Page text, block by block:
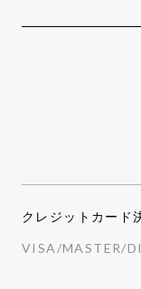
クレジットカード
VISA/MASTER/